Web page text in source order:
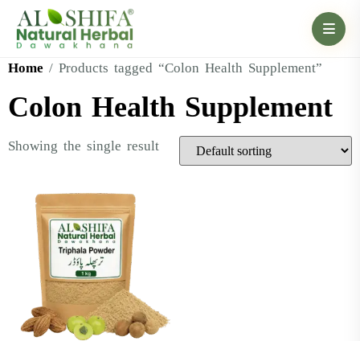
Home / Products tagged “Colon Health Supplement”
Colon Health Supplement
Showing the single result